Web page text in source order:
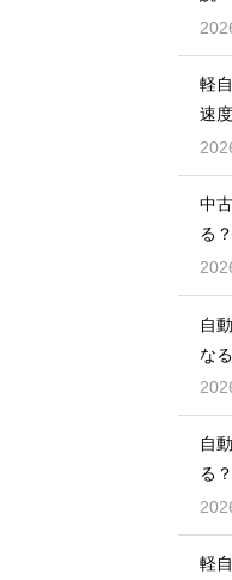
方！
軽
速
訣！
中
る
解説
自
な
自
る
訣
軽